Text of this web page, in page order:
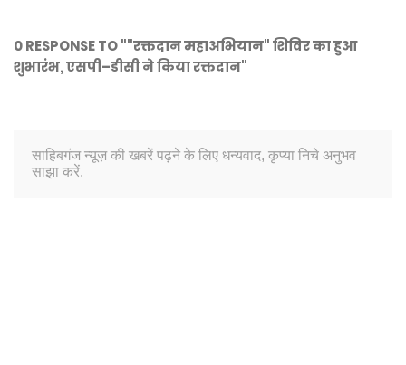
0 RESPONSE TO ""रक्तदान महाअभियान" शिविर का हुआ
शुभारंभ, एसपी–डीसी ने किया रक्तदान"
साहिबगंज न्यूज़ की खबरें पढ़ने के लिए धन्यवाद, कृप्या निचे अनुभव
साझा करें.